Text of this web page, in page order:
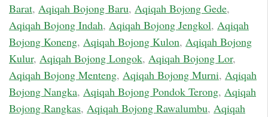
Barat, Aqiqah Bojong Baru, Aqiqah Bojong Gede,
Aqiqah Bojong Indah, Aqiqah Bojong Jengkol, Aqiqah
Bojong Koneng, Aqiqah Bojong Kulon, Aqiqah Bojong
Kulur, Aqiqah Bojong Longok, Aqiqah Bojong Lor,
Aqiqah Bojong Menteng, Aqiqah Bojong Murni, Aqiqah
Bojong Nangka, Aqiqah Bojong Pondok Terong, Aqiqah
Bojong Rangkas, Aqiqah Bojong Rawalumbu, Aqiqah